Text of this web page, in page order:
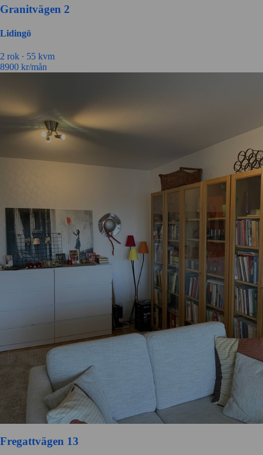
Granitvägen 2
Lidingö
2 rok ∙ 55 kvm
8900 kr/mån
Fregattvägen 13